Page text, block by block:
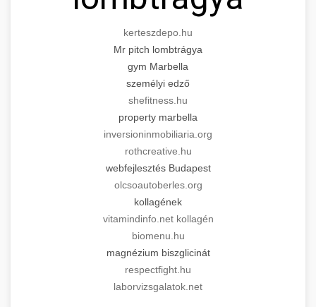
kerteszdepo.hu
Mr pitch lombtrágya
gym Marbella
személyi edző
shefitness.hu
property marbella
inversioninmobiliaria.org
rothcreative.hu
webfejlesztés Budapest
olcsoautoberles.org
kollagének
vitamindinfo.net kollagén
biomenu.hu
magnézium biszglicinát
respectfight.hu
laborvizsgalatok.net